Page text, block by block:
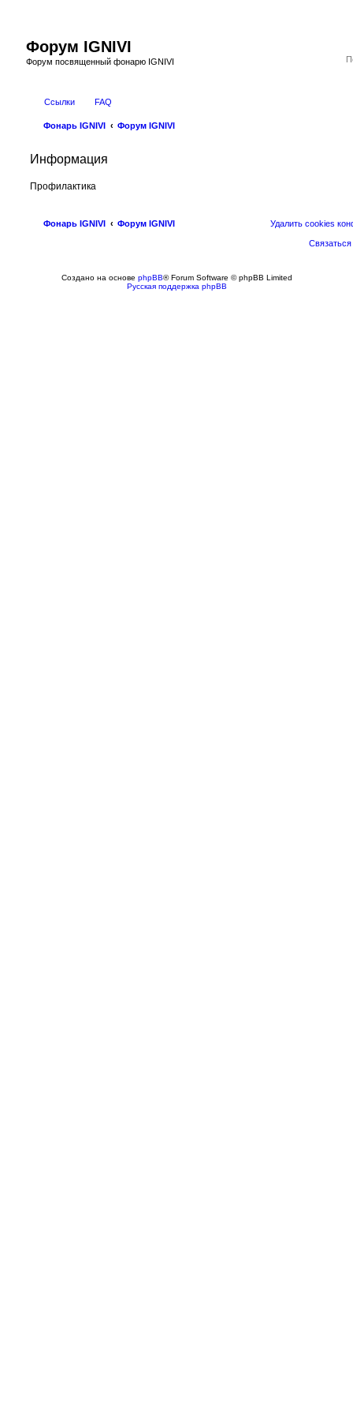
Форум IGNIVI
Форум посвященный фонарю IGNIVI
Ссылки FAQ
Фонарь IGNIVI Форум IGNIVI
Информация
Профилактика
Фонарь IGNIVI Форум IGNIVI Удалить cookies
Создано на основе phpBB® Forum Software © phpBB Limited
Русская поддержка phpBB